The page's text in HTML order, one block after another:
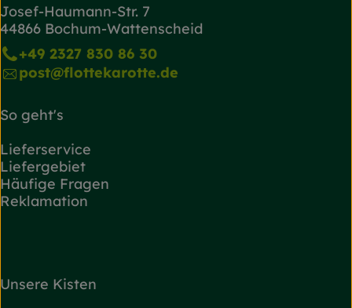
Josef-Haumann-Str. 7
44866 Bochum-Wattenscheid
+49 2327 830 86 30
post@flottekarotte.de
So geht's
Lieferservice
Liefergebiet
Häufige Fragen
Reklamation
Unsere Kisten